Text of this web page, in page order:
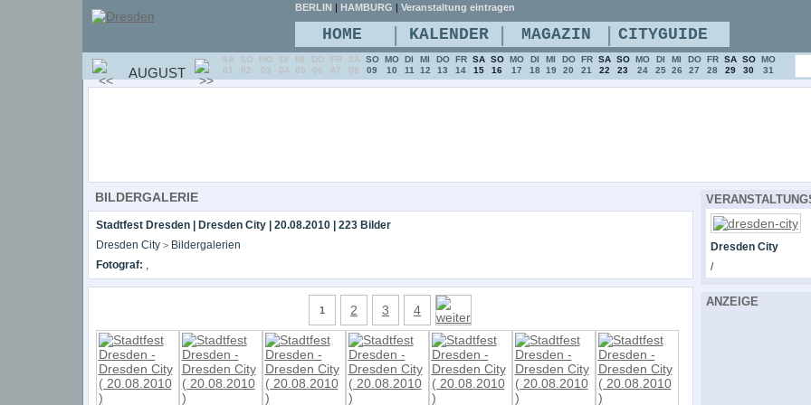
BILDERGALERIE
Stadtfest Dresden | Dresden City | 20.08.2010 | 223 Bilder
Dresden City > Bildergalerien
Fotograf: ,
1 2 3 4
Dresden City
/
ANZEIGE
BERLIN | HAMBURG | Veranstaltung eintragen
HOME | KALENDER | MAGAZIN | CITYGUIDE
AUGUST
SA
01
SO
02
MO
03
DI
04
MI
05
DO
06
FR
07
SA
08
SO
09
MO
10
DI
11
MI
12
DO
13
FR
14
SA
15
SO
16
MO
17
DI
18
MI
19
DO
20
FR
21
SA
22
SO
23
MO
24
DI
25
MI
26
DO
27
FR
28
SA
29
SO
30
MO
31